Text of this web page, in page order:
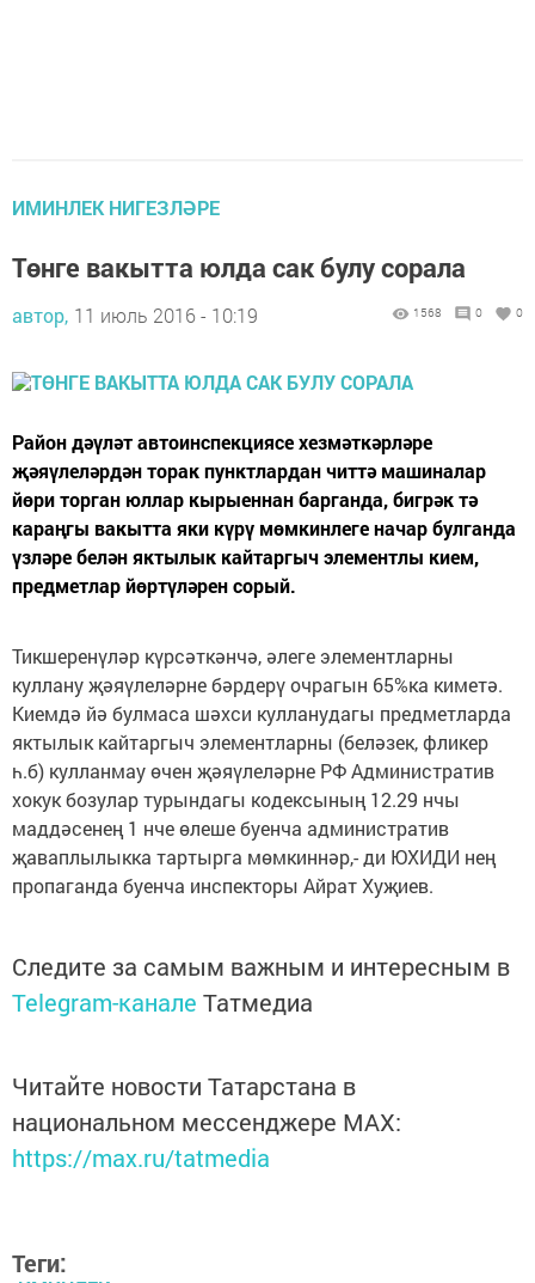
ИМИНЛЕК НИГЕЗЛӘРЕ
Төнге вакытта юлда сак булу сорала
автор, 11 июль 2016 - 10:19 1568 0 0
Район дәүләт автоинспекциясе хезмәткәрләре
җәяүлеләрдән торак пунктлардан читтә машиналар
йөри торган юллар кырыеннан барганда, бигрәк тә
караңгы вакытта яки күрү мөмкинлеге начар булганда
үзләре белән яктылык кайтаргыч элементлы кием,
предметлар йөртүләрен сорый.
Тикшеренүләр күрсәткәнчә, әлеге элементларны
куллану җәяүлеләрне бәрдерү очрагын 65%ка киметә.
Киемдә йә булмаса шәхси кулланудагы предметларда
яктылык кайтаргыч элементларны (беләзек, фликер
һ.б) кулланмау өчен җәяүлеләрне РФ Административ
хокук бозулар турындагы кодексының 12.29 нчы
маддәсенең 1 нче өлеше буенча административ
җаваплылыкка тартырга мөмкиннәр,- ди ЮХИДИ нең
пропаганда буенча инспекторы Айрат Хуҗиев.
Следите за самым важным и интересным в
Telegram-канале Татмедиа
Читайте новости Татарстана в
национальном мессенджере MАХ:
https://max.ru/tatmedia
Теги: